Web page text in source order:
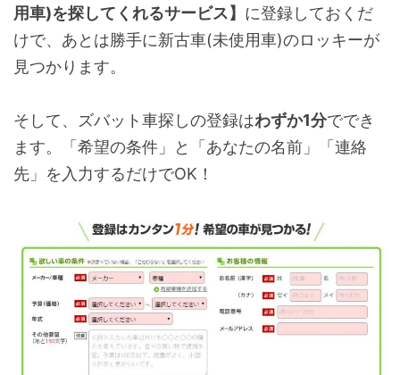
用車)を探してくれるサービス】 に登録しておくだ
けで、あとは勝手に新古車(未使用車)のロッキーが
見つかります。
そして、ズバット車探しの登録はわずか1分ででき
ます。「希望の条件」と「あなたの名前」「連絡
先」を入力するだけでOK！